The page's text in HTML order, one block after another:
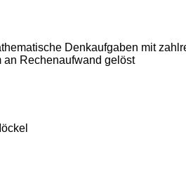
Denkaufgaben mit
Rechenaufwand gelöst